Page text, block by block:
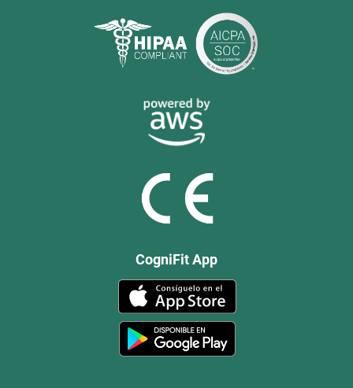
CogniFit App